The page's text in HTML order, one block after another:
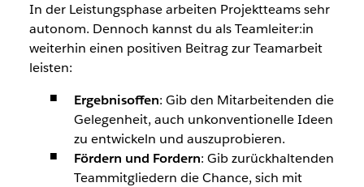
In der Leistungsphase arbeiten Projektteams sehr
autonom. Dennoch kannst du als Teamleiter:in
weiterhin einen positiven Beitrag zur Teamarbeit
leisten:
Ergebnisoffen: Gib den Mitarbeitenden die
Gelegenheit, auch unkonventionelle Ideen
zu entwickeln und auszuprobieren.
Fördern und Fordern: Gib zurückhaltenden
Teammitgliedern die Chance, sich mit